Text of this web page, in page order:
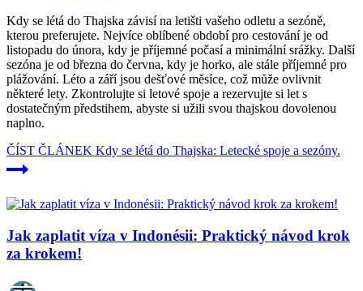
Kdy se létá do Thajska závisí na letišti vašeho odletu a sezóně,
kterou preferujete. Nejvíce oblíbené období pro cestování je od
listopadu do února, kdy je příjemné počasí a minimální srážky. Další
sezóna je od března do června, kdy je horko, ale stále příjemné pro
plážování. Léto a září jsou dešťové měsíce, což může ovlivnit
některé lety. Zkontrolujte si letové spoje a rezervujte si let s
dostatečným předstihem, abyste si užili svou thajskou dovolenou
naplno.
ČÍST ČLÁNEK Kdy se létá do Thajska: Letecké spoje a sezóny.
Jak zaplatit víza v Indonésii: Praktický návod krok
za krokem!